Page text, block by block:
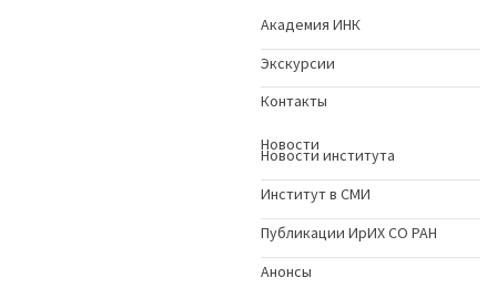
Академия ИНК
Экскурсии
Контакты
Новости
Новости института
Институт в СМИ
Публикации ИрИХ СО РАН
Анонсы